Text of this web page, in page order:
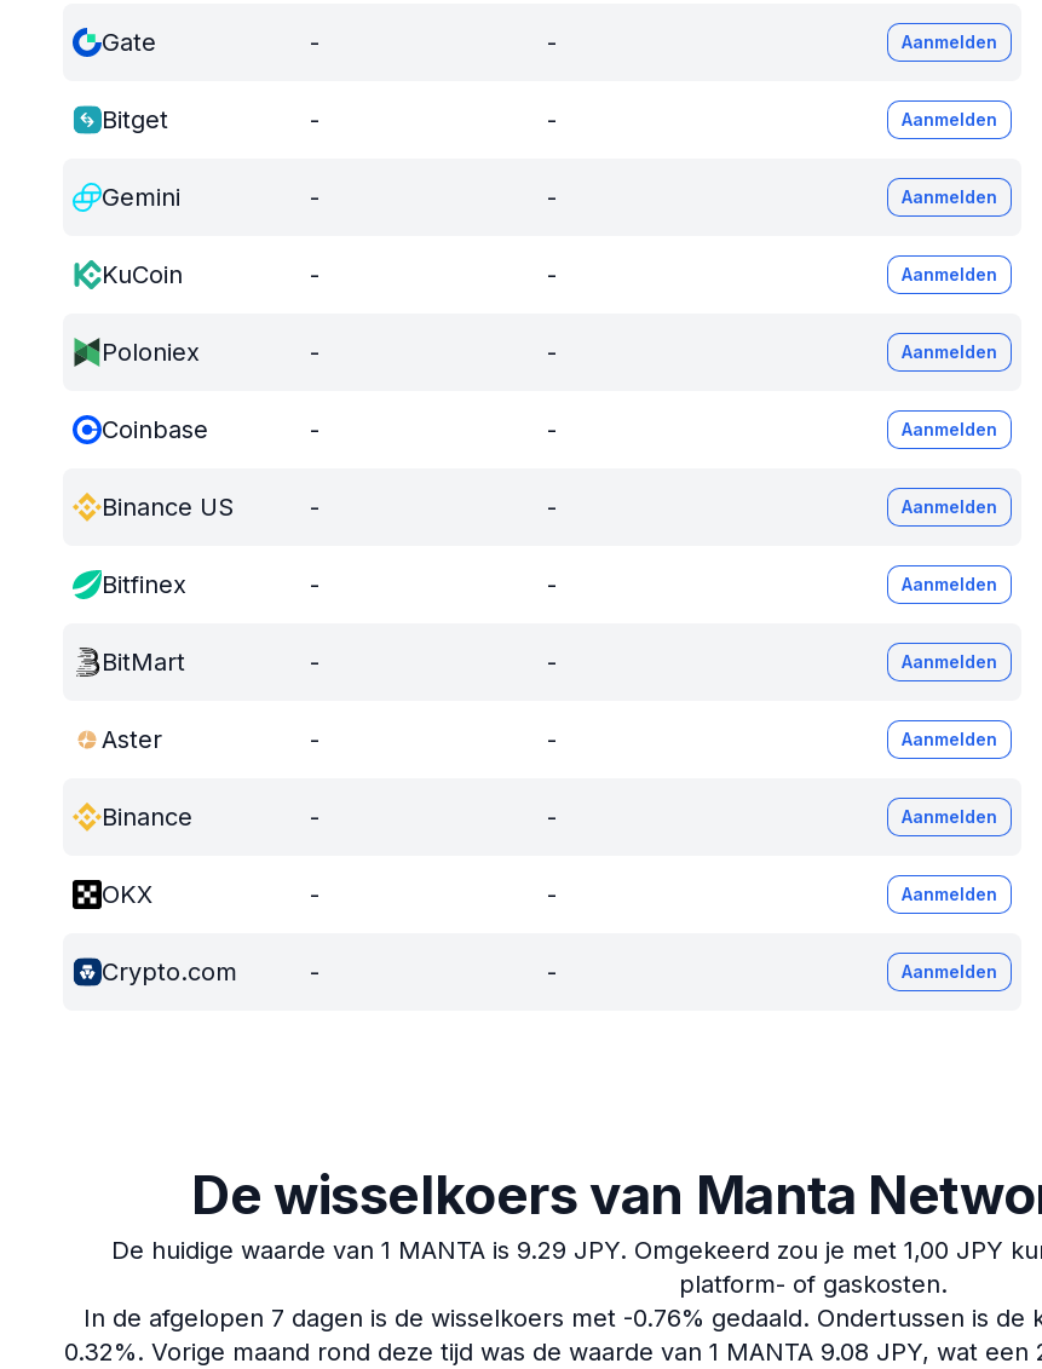
Gate - - Aanmelden
Bitget - - Aanmelden
Gemini - - Aanmelden
KuCoin - - Aanmelden
Poloniex - - Aanmelden
Coinbase - - Aanmelden
Binance US - - Aanmelden
Bitfinex - - Aanmelden
BitMart - - Aanmelden
Aster - - Aanmelden
Binance - - Aanmelden
OKX - - Aanmelden
Crypto.com - - Aanmelden
De wisselkoers van Manta
De huidige waarde van 1 MANTA is 9.29 JPY. Omgekeerd zou je met 1,00 JPY
platform- of gaskosten.
In de afgelopen 7 dagen is de wisselkoers met -0.76% gedaald. Ondertussen is de
0.32%. Vorige maand rond deze tijd was de waarde van 1 MANTA 9.08 JPY, wat